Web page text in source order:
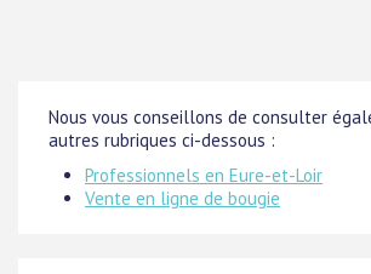
Nous vous conseillons de consulter
autres rubriques ci-dessous :
Professionnels en Eure-et-Loir
Vente en ligne de bougie